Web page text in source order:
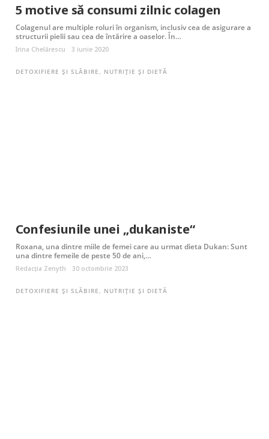
5 motive să consumi zilnic colagen
Colagenul are multiple roluri în organism, inclusiv cea de asigurare a
structurii pielii sau cea de întărire a oaselor. În…
Irina Chelărescu 3 iunie 2020
DETOXIFIERE ȘI SLĂBIRE, NUTRIȚIE ȘI DIETĂ
Confesiunile unei „dukaniste“
Roxana, una dintre miile de femei care au urmat dieta Dukan: Sunt
una dintre femeile de peste 50 de ani,…
Redacția Zenyth 30 octombrie 2023
DETOXIFIERE ȘI SLĂBIRE, NUTRIȚIE ȘI DIETĂ